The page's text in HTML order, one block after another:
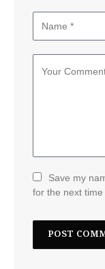
Save my
for the next time